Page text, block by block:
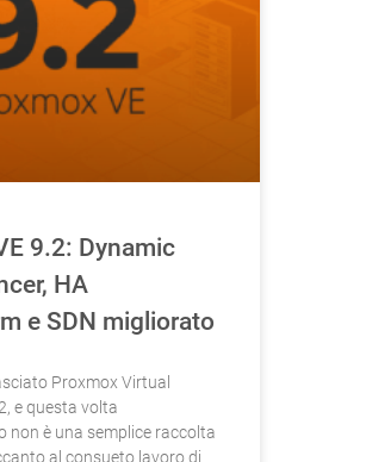
9.2: Dynamic
HA
e SDN migliorato
Proxmox Virtual
e questa volta
non è una semplice raccolta
al consueto lavoro di